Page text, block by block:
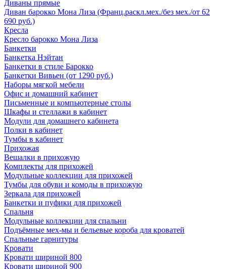
Диваны прямые
Диван барокко Мона Лиза (Франц.раскл.мех./без мех./от 62
690 руб.)
Кресла
Кресло барокко Мона Лиза
Банкетки
Банкетка Нэйтан
Банкетки в стиле Барокко
Банкетки Вивьен (от 1290 руб.)
Наборы мягкой мебели
Офис и домашний кабинет
Письменные и компьютерные столы
Шкафы и стеллажи в кабинет
Модули для домашнего кабинета
Полки в кабинет
Тумбы в кабинет
Прихожая
Вешалки в прихожую
Комплекты для прихожей
Модульные коллекции для прихожей
Тумбы для обуви и комоды в прихожую
Зеркала для прихожей
Банкетки и пуфики для прихожей
Спальня
Модульные коллекции для спальни
Подъёмные мех-мы и бельевые короба для кроватей
Спальные гарнитуры
Кровати
Кровати шириной 800
Кровати шириной 900